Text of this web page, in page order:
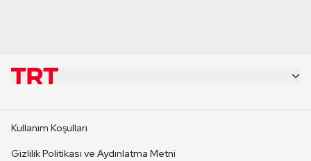
Kullanım Koşulları
Gizlilik Politikası ve Aydınlatma Metni